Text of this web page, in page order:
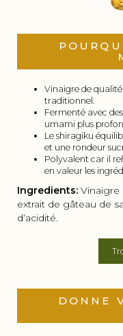
Vinaigre de
traditionnel.
Fermenté avec
umami plus
Le shiragiku
et une rondeur
Polyvalent car il
en valeur les
Ingredients: Vinaigre
extrait de gâteau de
d’acidité.
DONNE